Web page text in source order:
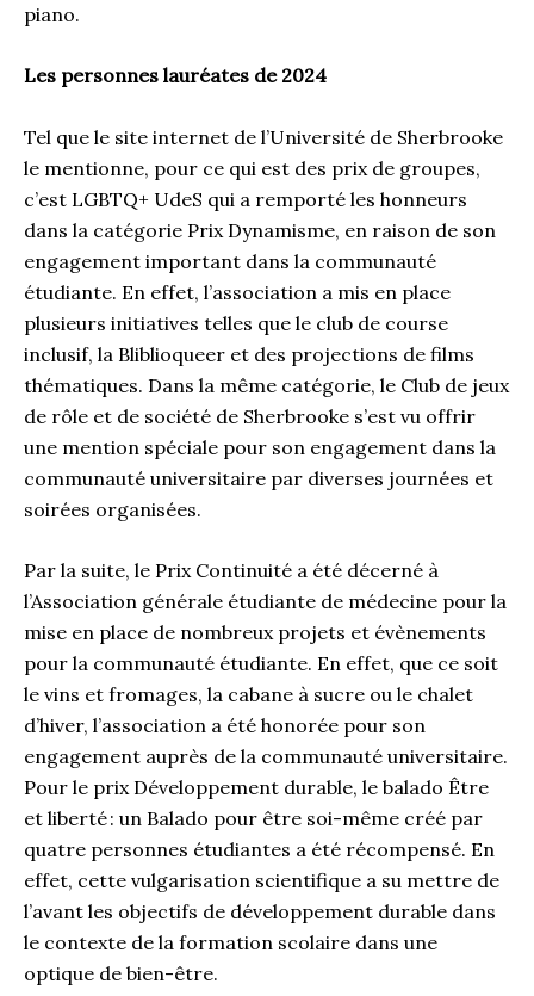
piano.
Les personnes lauréates de 2024
Tel que le site internet de l’Université de Sherbrooke
le mentionne, pour ce qui est des prix de groupes,
c’est LGBTQ+ UdeS qui a remporté les honneurs
dans la catégorie Prix Dynamisme, en raison de son
engagement important dans la communauté
étudiante. En effet, l’association a mis en place
plusieurs initiatives telles que le club de course
inclusif, la Bliblioqueer et des projections de films
thématiques. Dans la même catégorie, le Club de jeux
de rôle et de société de Sherbrooke s’est vu offrir
une mention spéciale pour son engagement dans la
communauté universitaire par diverses journées et
soirées organisées.
Par la suite, le Prix Continuité a été décerné à
l’Association générale étudiante de médecine pour la
mise en place de nombreux projets et évènements
pour la communauté étudiante. En effet, que ce soit
le vins et fromages, la cabane à sucre ou le chalet
d’hiver, l’association a été honorée pour son
engagement auprès de la communauté universitaire.
Pour le prix Développement durable, le balado Être
et liberté : un Balado pour être soi-même créé par
quatre personnes étudiantes a été récompensé. En
effet, cette vulgarisation scientifique a su mettre de
l’avant les objectifs de développement durable dans
le contexte de la formation scolaire dans une
optique de bien-être.